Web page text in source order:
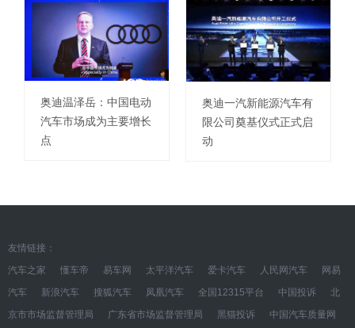
奥迪温泽岳：中国电动
汽车市场成为主要增长
点
奥迪一汽新能源汽车有
限公司奠基仪式正式启
动
友情链接：
汽车之家
懂车帝 易车网 太平洋汽车 爱卡汽车 人民网汽车
网易
汽车
新浪汽车 搜狐汽车 凤凰汽车 全国12315平台 中国投诉
北
京市市场监督管理局
广东省市场监督管理局 黑猫投诉 中国汽车质量网